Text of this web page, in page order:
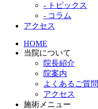
- トピックス
- コラム
アクセス
HOME
当院について
院長紹介
院案内
よくあるご質問
アクセス
施術メニュー